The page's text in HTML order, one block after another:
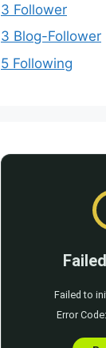
3 Follower
3 Blog-Follower
5 Following